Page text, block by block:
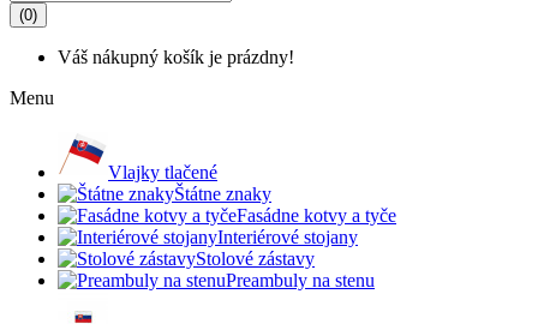
(0)
Váš nákupný košík je prázdny!
Menu
Vlajky tlačené
Štátne znaky
Fasádne kotvy a tyče
Interiérové stojany
Stolové zástavy
Preambuly na stenu